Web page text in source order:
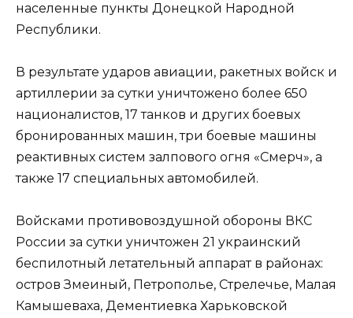
населенные пункты Донецкой Народной
Республики.
В результате ударов авиации, ракетных войск и
артиллерии за сутки уничтожено более 650
националистов, 17 танков и других боевых
бронированных машин, три боевые машины
реактивных систем залпового огня «Смерч», а
также 17 специальных автомобилей.
Войсками противовоздушной обороны ВКС
России за сутки уничтожен 21 украинский
беспилотный летательный аппарат в районах:
остров Змеиный, Петрополье, Стрелечье, Малая
Камышеваха, Дементиевка Харьковской